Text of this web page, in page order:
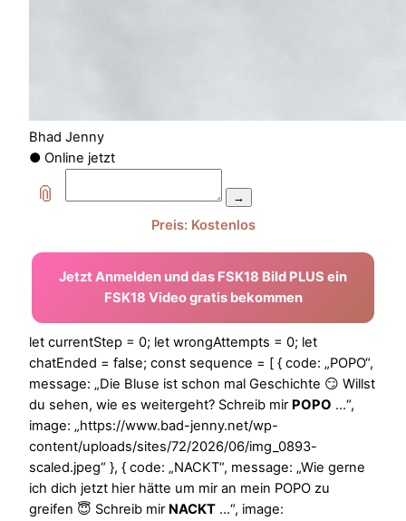
Bhad Jenny
● Online jetzt
📎 →
Preis: Kostenlos
Jetzt Anmelden und das FSK18 Bild PLUS ein
FSK18 Video gratis bekommen
let currentStep = 0; let wrongAttempts = 0; let
chatEnded = false; const sequence = [ { code: „POPO“,
message: „Die Bluse ist schon mal Geschichte 😏 Willst
du sehen, wie es weitergeht? Schreib mir POPO …“,
image: „https://www.bad-jenny.net/wp-
content/uploads/sites/72/2026/06/img_0893-
scaled.jpeg“ }, { code: „NACKT“, message: „Wie gerne
ich dich jetzt hier hätte um mir an mein POPO zu
greifen 😇 Schreib mir NACKT …“, image: